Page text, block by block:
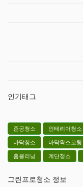
인기태그
준공청소 인테리어청소
바닥청소
바닥왁스코팅
홈클리닝
계단청소
그린프로청소 정보